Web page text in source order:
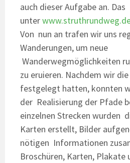
auch dieser Aufgabe an.
unter
Von nun an trafen wir uns
Wanderungen, um neue
Wanderwegmöglichkeiten
zu eruieren. Nachdem wir
festgelegt hatten, konnten
der Realisierung der Pfade
einzelnen Strecken wurden
Karten erstellt, Bilder
nötigen Informationen
Broschüren, Karten,